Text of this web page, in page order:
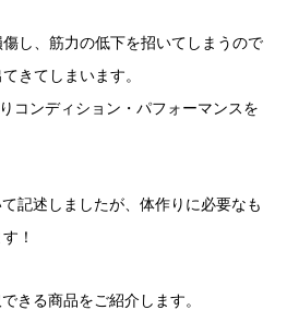
し、筋力の低下を招いてしまうので
きてしまいます。
コンディション・パフォーマンスを
記述しましたが、体作りに必要なも
！
きる商品をご紹介します。